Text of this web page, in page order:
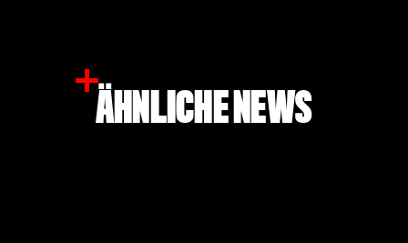
ÄHNLICHE NEWS